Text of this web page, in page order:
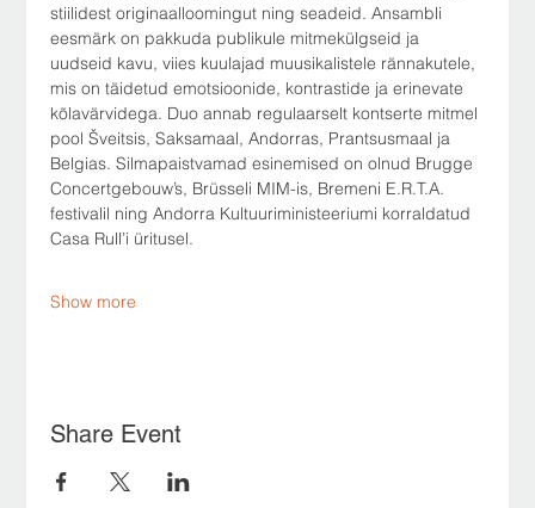
stiilidest originaalloomingut ning seadeid. Ansambli
eesmärk on pakkuda publikule mitmekülgseid ja
uudseid kavu, viies kuulajad muusikalistele rännakutele,
mis on täidetud emotsioonide, kontrastide ja erinevate
kõlavärvidega. Duo annab regulaarselt kontserte mitmel
pool Šveitsis, Saksamaal, Andorras, Prantsusmaal ja
Belgias. Silmapaistvamad esinemised on olnud Brugge
Concertgebouw’s, Brüsseli MIM-is, Bremeni E.R.T.A.
festivalil ning Andorra Kultuuriministeeriumi korraldatud
Casa Rull’i üritusel.
Show more
Share Event